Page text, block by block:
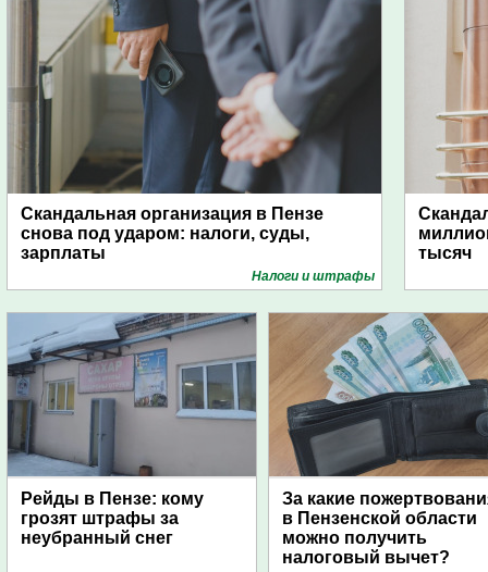
Скандальная организация в Пензе
снова под ударом: налоги, суды,
зарплаты
Налоги и штрафы
тысяч
Рейды в Пензе: кому
грозят штрафы за
неубранный снег
За какие
в Пензенской области
можно получить
налоговый вычет?